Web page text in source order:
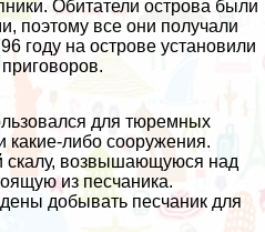
Обитатели острова были
поэтому все они получали
году на острове установили
для тюремных
какие-либо сооружения.
скалу, возвышающуюся над
из песчаника.
добывать песчаник для